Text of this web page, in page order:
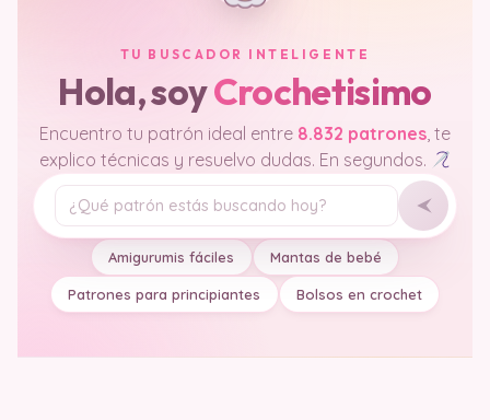
TU BUSCADOR INTELIGENTE
Hola, soyCrochetisimo
Encuentro tu patrón ideal entre 8.832 patrones, te
explico técnicas y resuelvo dudas. En segundos.
Tu pregunta
Amigurumis fáciles Mantas de bebé
Patrones para principiantes Bolsos en crochet